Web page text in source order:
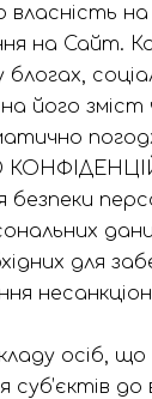
власність
на Сайт.
у блогах,
його
безпеки
для
осіб,
суб’єктів